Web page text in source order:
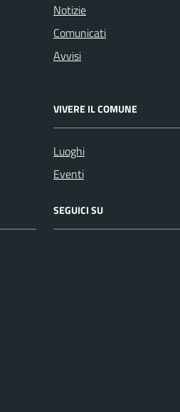
Notizie
Comunicati
Avvisi
VIVERE IL COMUNE
Luoghi
Eventi
SEGUICI SU